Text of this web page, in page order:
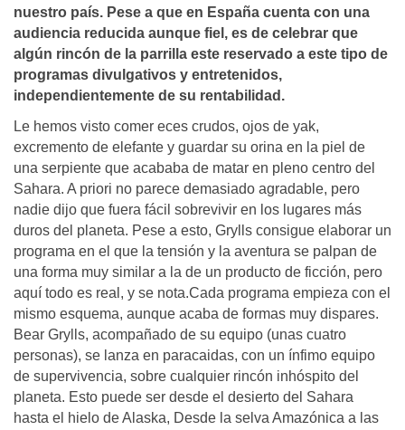
nuestro paí­s. Pese a que en España cuenta con una
audiencia reducida aunque fiel, es de celebrar que
algún rincón de la parrilla este reservado a este tipo de
programas divulgativos y entretenidos,
independientemente de su rentabilidad.
Le hemos visto comer eces crudos, ojos de yak,
excremento de elefante y guardar su orina en la piel de
una serpiente que acababa de matar en pleno centro del
Sahara. A priori no parece demasiado agradable, pero
nadie dijo que fuera fácil sobrevivir en los lugares más
duros del planeta. Pese a esto, Grylls consigue elaborar un
programa en el que la tensión y la aventura se palpan de
una forma muy similar a la de un producto de ficción, pero
aquí todo es real, y se nota.Cada programa empieza con el
mismo esquema, aunque acaba de formas muy dispares.
Bear Grylls, acompañado de su equipo (unas cuatro
personas), se lanza en paracaidas, con un ínfimo equipo
de supervivencia, sobre cualquier rincón inhóspito del
planeta. Esto puede ser desde el desierto del Sahara
hasta el hielo de Alaska, Desde la selva Amazónica a las